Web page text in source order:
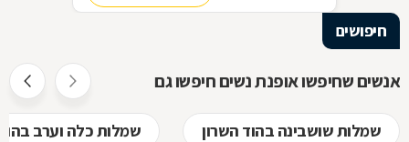
חיפושים
אנשים שחיפשו אופנת נשים חיפשו גם
שמלות שושבינה בהוד השרון שמלות כלה וערב